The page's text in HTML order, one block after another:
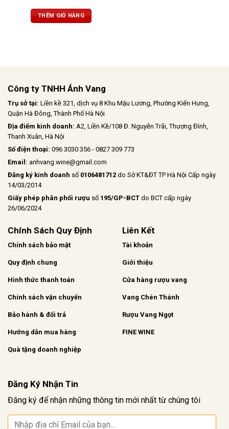
gỗ nướng nhẹ. Hậu vị êm ái, cổ
điển với
dịu dàng.
THÊM GIỎ HÀNG
Công ty TNHH Ánh Vang
Trụ sở tại: Liền kề 321, dịch vụ 8 Khu Mậu Lương, Phường Kiến Hưng,
Quận Hà Đông, Thành Phố Hà Nội
Địa điểm kinh doanh: A2, Liền Kề/108 Đ. Nguyễn Trãi, Thượng Đình,
Thanh Xuân, Hà Nội
Số điện thoại: 096 3030 356 - 0827 309 773
Email: anhvang.wine@gmail.com
Đăng ký kinh doanh số 0106481712 do Sở KT&ĐT TP Hà Nội Cấp ngày
14/03/2014
Giấy phép phân phối rượu số 195/GP-BCT do BCT cấp ngày
26/06/2024
Chính Sách Quy Định
Chính sách bảo mật
Quy định chung
Hình thức thanh toán
Chính sách vận chuyển
Bảo hành & đổi trả
Hướng dẫn mua hàng
Quà tặng doanh nghiệp
Liên Kết
Tài khoản
Giới thiệu
Cửa hàng rượu vang
Vang Chén Thánh
Rượu Vang Ngọt
FINE WINE
Đăng Ký Nhận Tin
Đăng ký để nhận những thông tin mới nhất từ chúng tôi